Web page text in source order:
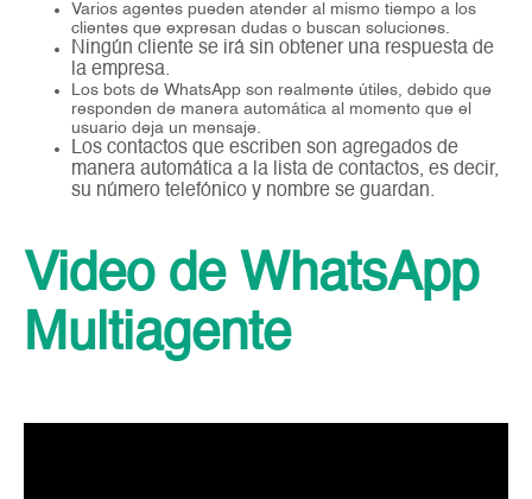
Varios agentes pueden atender al mismo tiempo a los
clientes que expresan dudas o buscan soluciones.
Ningún cliente se irá sin obtener una respuesta de
la empresa.
Los bots de WhatsApp son realmente útiles, debido que
responden de manera automática al momento que el
usuario deja un mensaje.
Los contactos que escriben son agregados de
manera automática a la lista de contactos, es decir,
su número telefónico y nombre se guardan.
Video de WhatsApp
Multiagente